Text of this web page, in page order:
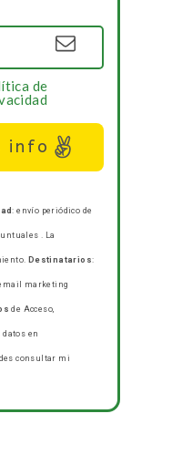
Guía rápida
con